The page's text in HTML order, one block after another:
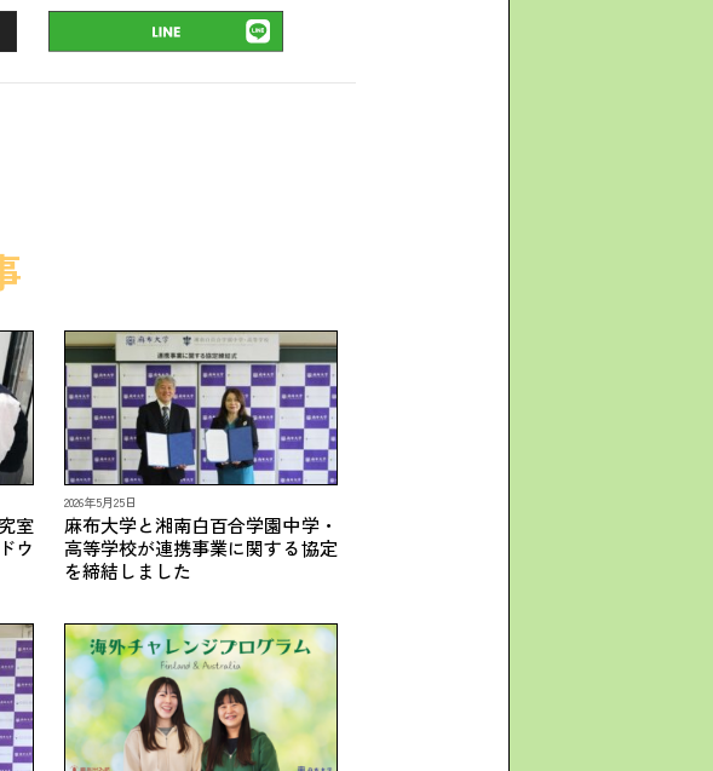
室
ウ
2026年5月25日
麻布大学と湘南白百合学園中学・
高等学校が連携事業に関する協定
を締結しました